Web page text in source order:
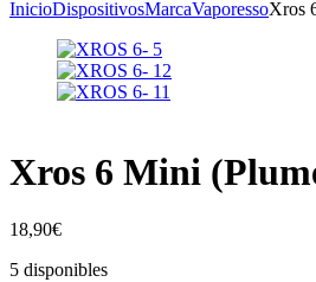
InicioDispositivosMarcaVaporessoXros
Xros 6 Mini
18,90€
5 disponibles